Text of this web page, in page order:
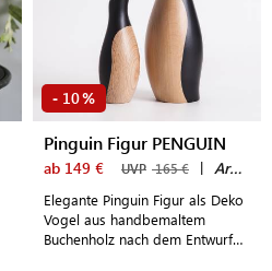
- 10%
Pinguin Figur PENGUIN
ab 149 € UVP 165 € | Architectmade
Elegante Pinguin Figur als Deko
Vogel aus handbemaltem
Buchenholz nach dem Entwurf